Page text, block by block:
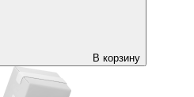
В корзину